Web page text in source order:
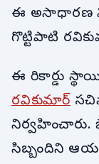
ఈ అసాధారణ
గొట్టిపాటి
ఈ రికార్డు
రవికుమార్
నిర్వహించారు.
సిబ్బందిని